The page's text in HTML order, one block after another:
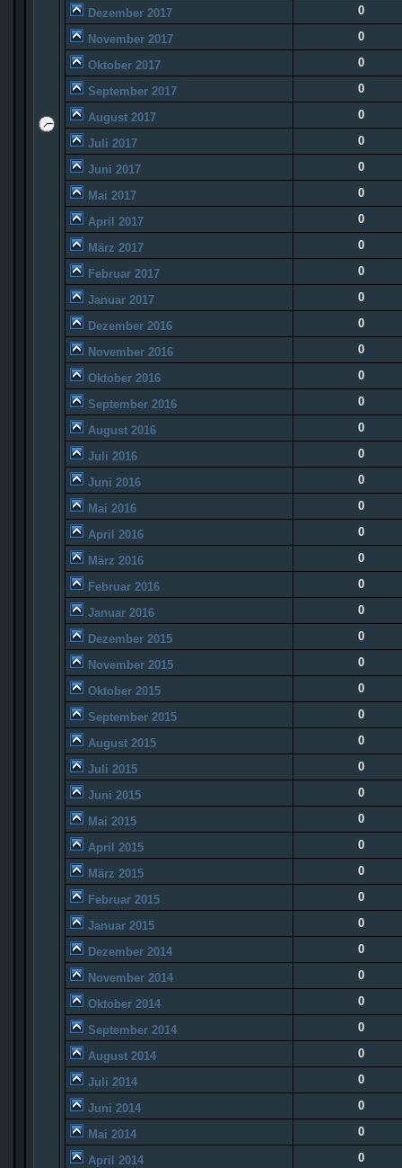
Dezember 2017 0
November 2017 0
Oktober 2017 0
September 2017 0
August 2017 0
Juli 2017 0
Juni 2017 0
Mai 2017 0
April 2017 0
März 2017 0
Februar 2017 0
Januar 2017 0
Dezember 2016 0
November 2016 0
Oktober 2016 0
September 2016 0
August 2016 0
Juli 2016 0
Juni 2016 0
Mai 2016 0
April 2016 0
März 2016 0
Februar 2016 0
Januar 2016 0
Dezember 2015 0
November 2015 0
Oktober 2015 0
September 2015 0
August 2015 0
Juli 2015 0
Juni 2015 0
Mai 2015 0
April 2015 0
März 2015 0
Februar 2015 0
Januar 2015 0
Dezember 2014 0
November 2014 0
Oktober 2014 0
September 2014 0
August 2014 0
Juli 2014 0
Juni 2014 0
Mai 2014 0
April 2014 0